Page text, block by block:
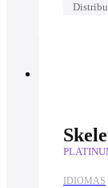
IDIOMAS